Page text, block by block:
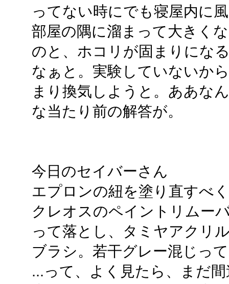
ってない時にでも寝屋内に
部屋の隅に溜まって大きく
のと、ホコリが固まりにな
なぁと。実験していないか
まり換気しようと。ああな
な当たり前の解答が。
今日のセイバーさん
エプロンの紐を塗り直すべ
クレオスのペイントリムー
って落とし、タミヤアクリ
ブラシ。若干グレー混じっ
...って、よく見たら、まだ